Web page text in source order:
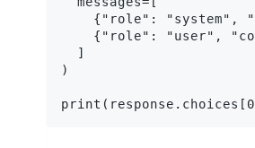
{"role": "system",
{"role": "user",
  ]
)